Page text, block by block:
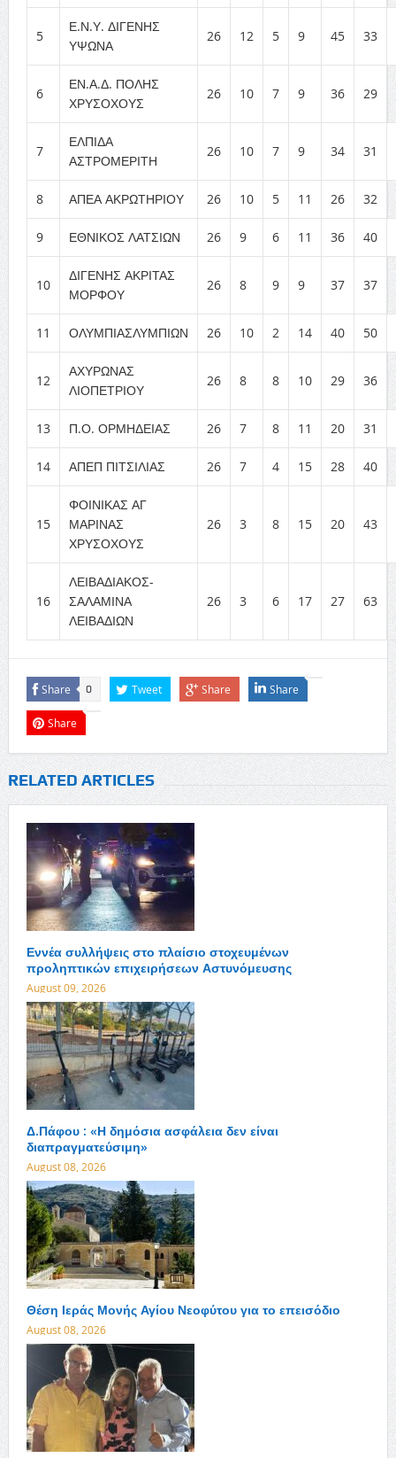
5
Ε.Ν.Υ. ΔΙΓΕΝΗΣ
ΥΨΩΝΑ
26 12 5 9 45 33
6
ΕΝ.Α.Δ. ΠΟΛΗΣ
ΧΡΥΣΟΧΟΥΣ
26 10 7 9 36 29
7
ΕΛΠΙΔΑ
ΑΣΤΡΟΜΕΡΙΤΗ
26 10 7 9 34 31
8 ΑΠΕΑ ΑΚΡΩΤΗΡΙΟΥ 26 10 5 11 26 32
9 ΕΘΝΙΚΟΣ ΛΑΤΣΙΩΝ 26 9 6 11 36 40
10
ΔΙΓΕΝΗΣ ΑΚΡΙΤΑΣ
ΜΟΡΦΟΥ
26 8 9 9 37 37
11 ΟΛΥΜΠΙΑΣΛΥΜΠΙΩΝ 26 10 2 14 40 50
12
ΑΧΥΡΩΝΑΣ
ΛΙΟΠΕΤΡΙΟΥ
26 8 8 10 29 36
13 Π.Ο. ΟΡΜΗΔΕΙΑΣ 26 7 8 11 20 31
14 ΑΠΕΠ ΠΙΤΣΙΛΙΑΣ 26 7 4 15 28 40
15
ΦΟΙΝΙΚΑΣ ΑΓ
ΜΑΡΙΝΑΣ
ΧΡΥΣΟΧΟΥΣ
26 3 8 15 20 43
16
ΛΕΙΒΑΔΙΑΚΟΣ-
ΣΑΛΑΜΙΝΑ
ΛΕΙΒΑΔΙΩΝ
26 3 6 17 27 63
Share 0 Tweet Share Share
Share
RELATED ARTICLES
Εννέα συλλήψεις στο πλαίσιο στοχευμένων
προληπτικών επιχειρήσεων Αστυνόμευσης
August 09, 2026
Δ.Πάφου : «Η δημόσια ασφάλεια δεν είναι
διαπραγματεύσιμη»
August 08, 2026
Θέση Ιεράς Μονής Αγίου Νεοφύτου για το επεισόδιο
August 08, 2026